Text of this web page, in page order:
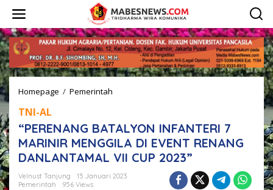
w
a
t
i
k
e
k
o
n
t
e
n
Homepage / Pemerintah
R
E
N
A
G
TNI-AL
“PERENANG BATALYON INFANTERI 7
MARINIR MENGGILA DI EVENT RENANG
DANLANTAMAL VII CUP 2023”
Velnust Tanjung
15 Januari 2023
Pemerintah
956 Views